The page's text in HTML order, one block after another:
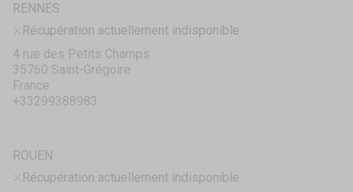
RENNES
Récupération actuellement indisponible
4 rue des Petits Champs
35760 Saint-Grégoire
France
+33299388983
ROUEN
Récupération actuellement indisponible